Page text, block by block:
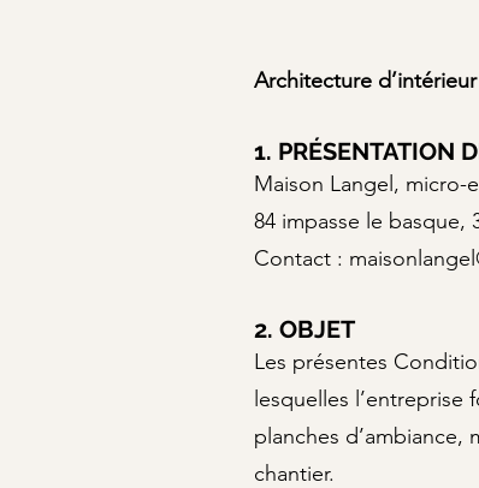
Architecture
1. PRÉSENTATION
Maison Langel, micro-
84 impasse le basque,
Contact :
2. OBJET
Les présentes
lesquelles
planches
chantier.